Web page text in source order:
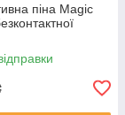
піна Magic